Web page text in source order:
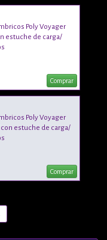
Poly Voyager
estuche de carga/
Comprar
Poly Voyager
con estuche de carga/
Comprar